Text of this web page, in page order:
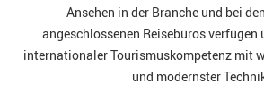
Ansehen in der Branche und bei
angeschlossenen Reisebüros verfügen
internationaler Tourismuskompetenz mit
und modernster